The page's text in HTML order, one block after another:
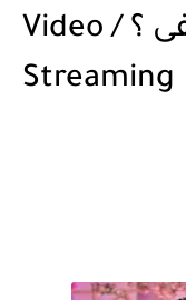
المستشفى ؟ / Video
Streaming